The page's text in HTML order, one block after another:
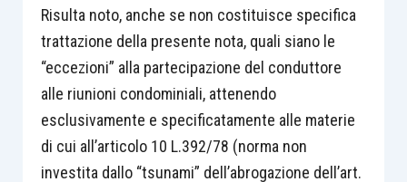
Risulta noto, anche se non costituisce specifica
trattazione della presente nota, quali siano le
“eccezioni” alla partecipazione del conduttore
alle riunioni condominiali, attenendo
esclusivamente e specificatamente alle materie
di cui all’articolo 10 L.392/78 (norma non
investita dallo “tsunami” dell’abrogazione dell’art.